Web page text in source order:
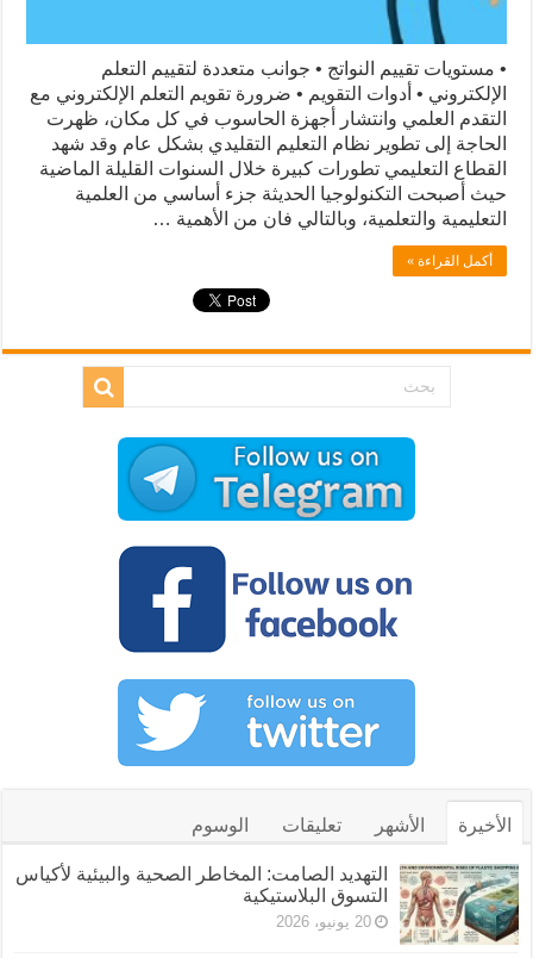
• مستويات تقييم النواتج • جوانب متعددة لتقييم التعلم
الإلكتروني • أدوات التقويم • ضرورة تقويم التعلم الإلكتروني مع
التقدم العلمي وانتشار أجهزة الحاسوب في كل مكان، ظهرت
الحاجة إلى تطوير نظام التعليم التقليدي بشكل عام وقد شهد
القطاع التعليمي تطورات كبيرة خلال السنوات القليلة الماضية
حيث أصبحت التكنولوجيا الحديثة جزء أساسي من العلمية
التعليمية والتعلمية، وبالتالي فان من الأهمية …
أكمل القراءة »
الأخيرة الأشهر تعليقات الوسوم
التهديد الصامت: المخاطر الصحية والبيئية لأكياس
التسوق البلاستيكية
20 يونيو، 2026